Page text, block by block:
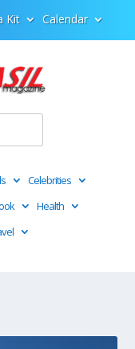
Kit Calendar
Celebrities
Health